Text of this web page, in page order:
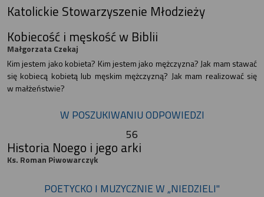
Katolickie Stowarzyszenie Młodzieży
Kobiecość i męskość w Biblii
Małgorzata Czekaj
Kim jestem jako kobieta? Kim jestem jako mężczyzna? Jak mam stawać
się kobiecą kobietą lub męskim mężczyzną? Jak mam realizować się
w małżeństwie?
W POSZUKIWANIU ODPOWIEDZI
56
Historia Noego i jego arki
Ks. Roman Piwowarczyk
POETYCKO I MUZYCZNIE W „NIEDZIELI"